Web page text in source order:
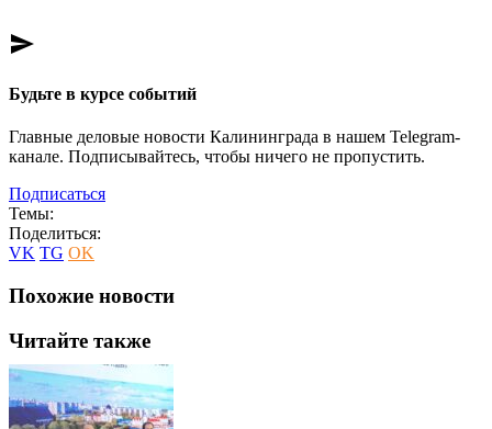
send
Будьте в курсе событий
Главные деловые новости Калининграда в нашем Telegram-
канале. Подписывайтесь, чтобы ничего не пропустить.
Подписаться
Темы:
Поделиться:
VK TG OK
Похожие новости
Читайте также